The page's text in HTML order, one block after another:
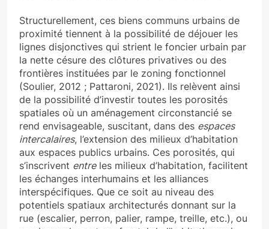
Structurellement, ces biens communs urbains de
proximité tiennent à la possibilité de déjouer les
lignes disjonctives qui strient le foncier urbain par
la nette césure des clôtures privatives ou des
frontières instituées par le zoning fonctionnel
(Soulier, 2012 ; Pattaroni, 2021). Ils relèvent ainsi
de la possibilité d’investir toutes les porosités
spatiales où un aménagement circonstancié se
rend envisageable, suscitant, dans des espaces
intercalaires, l’extension des milieux d’habitation
aux espaces publics urbains. Ces porosités, qui
s’inscrivent entreles milieux d’habitation, facilitent
les échanges interhumains et les alliances
interspécifiques. Que ce soit au niveau des
potentiels spatiaux architecturés donnant sur la
rue (escalier, perron, palier, rampe, treille, etc.), ou